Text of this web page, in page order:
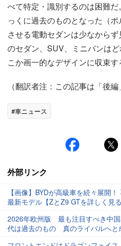
べて特定・識別するのは困難
っくに過去のものとなった（
させる電動セダンは少なから
のセダン、SUV、ミニバンは
こか画一的なデザインに収束す
（翻訳者注：この記事は「後編
#車ニュース
外部リンク
【画像】BYDが高級車を続々展開
最新モデル【ZとZ9 GTを詳しく見
2026年欧州版 最も注目すべき中
代は過去のもの 真のライバルへと